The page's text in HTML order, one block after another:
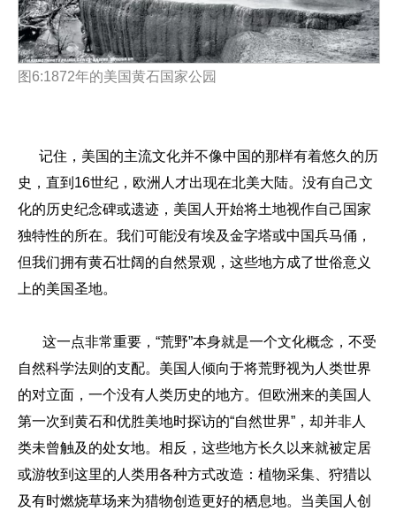
图 6:1872年的美国黄石国家公园
记住，美国的主流文化并不像中国的那样有着悠久的历
史，直到16世纪，欧洲人才出现在北美大陆。没有自己文
化的历史纪念碑或遗迹，美国人开始将土地视作自己国家
独特性的所在。我们可能没有埃及金字塔或中国兵马俑，
但我们拥有黄石壮阔的自然景观，这些地方成了世俗意义
上的美国圣地。
这一点非常重要，“荒野”本身就是一个文化概念，不受
自然科学法则的支配。美国人倾向于将荒野视为人类世界
的对立面，一个没有人类历史的地方。但欧洲来的美国人
第一次到黄石和优胜美地时探访的“自然世界”，却并非人
类未曾触及的处女地。相反，这些地方长久以来就被定居
或游牧到这里的人类用各种方式改造：植物采集、狩猎以
及有时燃烧草场来为猎物创造更好的栖息地。当美国人创